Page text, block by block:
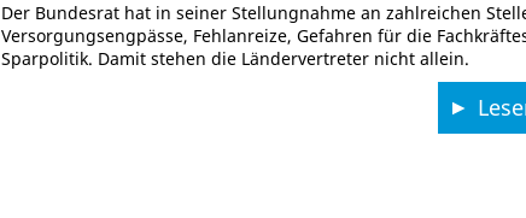
Der Bundesrat hat in seiner Stellungnahme an zahlreichen
Versorgungsengpässe, Fehlanreize, Gefahren für die
Sparpolitik. Damit stehen die Ländervertreter nicht allein.